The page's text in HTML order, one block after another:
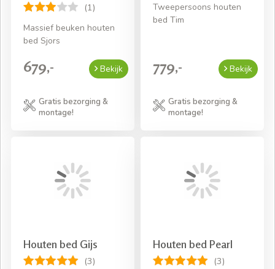
(1)
Massief beuken houten
bed Sjors
679,- Bekijk
Gratis bezorging &
montage!
Tweepersoons houten
bed Tim
779,- Bekijk
Gratis bezorging &
montage!
Houten bed Gijs
(3)
Houten bed Pearl
(3)